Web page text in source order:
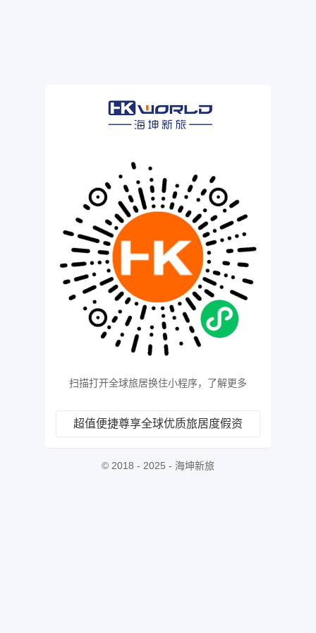
扫描打开全球旅居换住小程序，了解更多
超值便捷尊享全球优质旅居度假资
© 2018 - 2025 - 海坤新旅